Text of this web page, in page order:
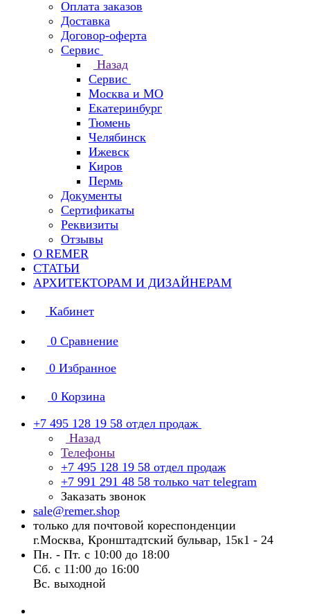
Оплата заказов
Доставка
Договор-оферта
Сервис
Назад
Сервис
Москва и МО
Екатеринбург
Тюмень
Челябинск
Ижевск
Киров
Пермь
Документы
Сертификаты
Реквизиты
Отзывы
О REMER
СТАТЬИ
АРХИТЕКТОРАМ И ДИЗАЙНЕРАМ
Кабинет
0 Сравнение
0 Избранное
0 Корзина
+7 495 128 19 58 отдел продаж
Назад
Телефоны
+7 495 128 19 58 отдел продаж
+7 991 291 48 58 только чат telegram
Заказать звонок
sale@remer.shop
только для почтовой кореспонденции
г.Москва, Кронштадтский бульвар, 15к1 - 24
Пн. - Пт. с 10:00 до 18:00
Сб. с 11:00 до 16:00
Вс. выходной